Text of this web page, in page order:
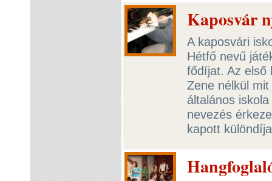
Kaposvár
A kaposvári
Hétfő nevű
fődíjat. Az első
Zene nélkül
általános
nevezés
kapott